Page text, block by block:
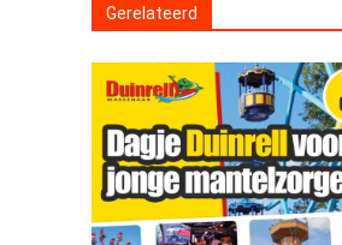
Gerelateerd